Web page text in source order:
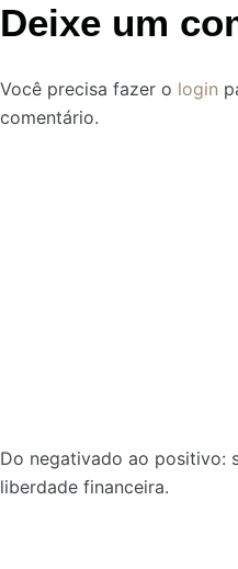
Deixe um
Você precisa fazer o login
comentário.
Do negativado ao positivo:
liberdade financeira.